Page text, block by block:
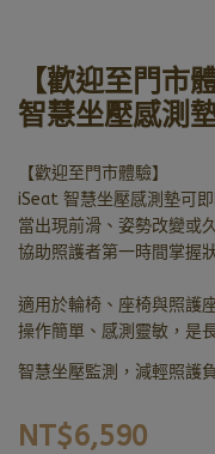
【歡迎至門市
智慧坐壓感測
【歡迎至門市體驗】
iSeat 智慧坐壓感測墊可
當出現前滑、姿勢改變或
協助照護者第一時間掌握
適用於輪椅、座椅與照護
操作簡單、感測靈敏，是
智慧坐壓監測，減輕照護
NT$6,590